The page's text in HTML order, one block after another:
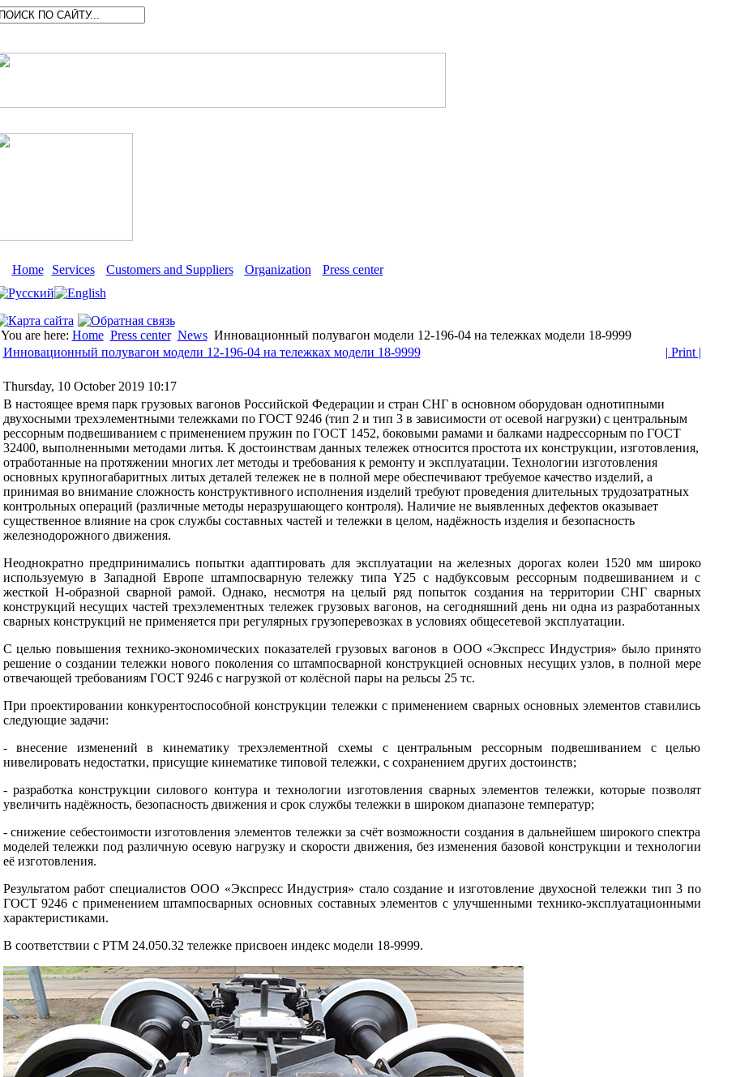
Home Services Customers and Suppliers Organization Press center
You are here: Home Press center News Инновационный полувагон модели 12-196-04 на тележках модели 18-9999
Инновационный полувагон модели 12-196-04 на тележках модели 18-9999
| Print |
Thursday, 10 October 2019 10:17
В настоящее время парк грузовых вагонов Российской Федерации и стран СНГ в основном оборудован однотипными
двухосными трехэлементными тележками по ГОСТ 9246 (тип 2 и тип 3 в зависимости от осевой нагрузки) с центральным
рессорным подвешиванием с применением пружин по ГОСТ 1452, боковыми рамами и балками надрессорным по ГОСТ
32400, выполненными методами литья. К достоинствам данных тележек относится простота их конструкции, изготовления,
отработанные на протяжении многих лет методы и требования к ремонту и эксплуатации. Технологии изготовления
основных крупногабаритных литых деталей тележек не в полной мере обеспечивают требуемое качество изделий, а
принимая во внимание сложность конструктивного исполнения изделий требуют проведения длительных трудозатратных
контрольных операций (различные методы неразрушающего контроля). Наличие не выявленных дефектов оказывает
существенное влияние на срок службы составных частей и тележки в целом, надёжность изделия и безопасность
железнодорожного движения.
Неоднократно предпринимались попытки адаптировать для эксплуатации на железных дорогах колеи 1520 мм широко
используемую в Западной Европе штампосварную тележку типа Y25 с надбуксовым рессорным подвешиванием и с
жесткой Н-образной сварной рамой. Однако, несмотря на целый ряд попыток создания на территории СНГ сварных
конструкций несущих частей трехэлементных тележек грузовых вагонов, на сегодняшний день ни одна из разработанных
сварных конструкций не применяется при регулярных грузоперевозках в условиях общесетевой эксплуатации.
С целью повышения технико-экономических показателей грузовых вагонов в ООО «Экспресс Индустрия» было принято
решение о создании тележки нового поколения со штампосварной конструкцией основных несущих узлов, в полной мере
отвечающей требованиям ГОСТ 9246 с нагрузкой от колёсной пары на рельсы 25 тс.
При проектировании конкурентоспособной конструкции тележки с применением сварных основных элементов ставились
следующие задачи:
- внесение изменений в кинематику трехэлементной схемы с центральным рессорным подвешиванием с целью
нивелировать недостатки, присущие кинематике типовой тележки, с сохранением других достоинств;
- разработка конструкции силового контура и технологии изготовления сварных элементов тележки, которые позволят
увеличить надёжность, безопасность движения и срок службы тележки в широком диапазоне температур;
- снижение себестоимости изготовления элементов тележки за счёт возможности создания в дальнейшем широкого спектра
моделей тележки под различную осевую нагрузку и скорости движения, без изменения базовой конструкции и технологии
её изготовления.
Результатом работ специалистов ООО «Экспресс Индустрия» стало создание и изготовление двухосной тележки тип 3 по
ГОСТ 9246 с применением штампосварных основных составных элементов с улучшенными технико-эксплуатационными
характеристиками.
В соответствии с РТМ 24.050.32 тележке присвоен индекс модели 18-9999.